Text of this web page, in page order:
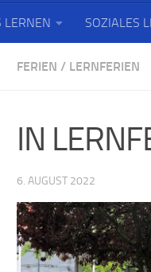
LERNEN SOZIALES
FERIEN / LERNFERIEN
IN
6. AUGUST 2022